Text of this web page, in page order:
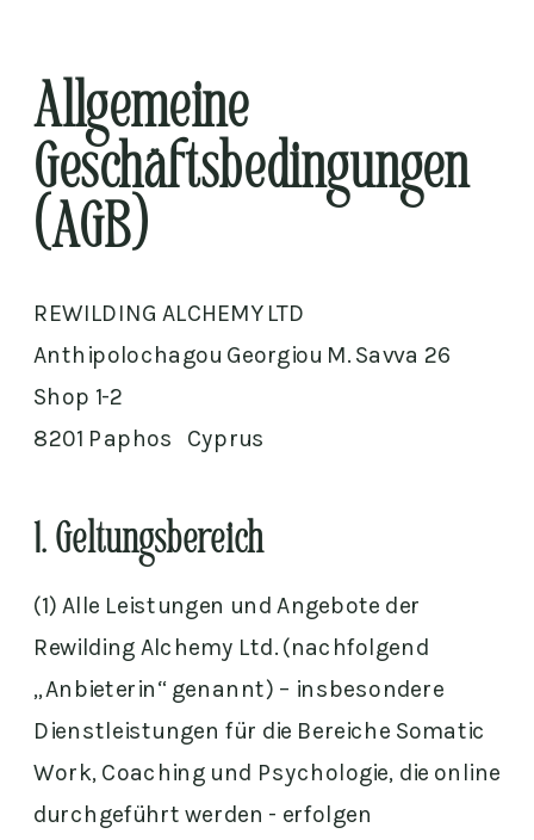
REWILDING ALCHEMY LTD
Anthipolochagou Georgiou M. Savva 26
Shop 1-2
8201 Paphos Cyprus
Allgemeine
Geschäftsbedingungen
(AGB)
(1) Alle Leistungen und Angebote der
Rewilding Alchemy Ltd. (nachfolgend
„Anbieterin“ genannt) – insbesondere
Dienstleistungen für die Bereiche Somatic
Work, Coaching und Psychologie, die online
durchgeführt werden - erfolgen
1. Geltungsbereich